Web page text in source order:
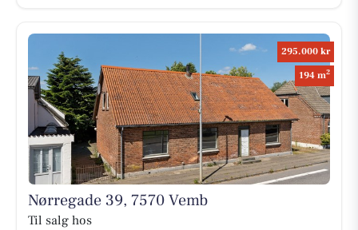
295.000 kr
194 m2
Nørregade 39, 7570 Vemb
Til salg hos